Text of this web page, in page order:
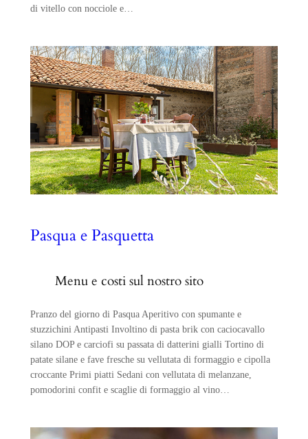
di vitello con nocciole e…
Pasqua e Pasquetta
Menu e costi sul nostro sito
Pranzo del giorno di Pasqua Aperitivo con spumante e
stuzzichini Antipasti Involtino di pasta brik con caciocavallo
silano DOP e carciofi su passata di datterini gialli Tortino di
patate silane e fave fresche su vellutata di formaggio e cipolla
croccante Primi piatti Sedani con vellutata di melanzane,
pomodorini confit e scaglie di formaggio al vino…